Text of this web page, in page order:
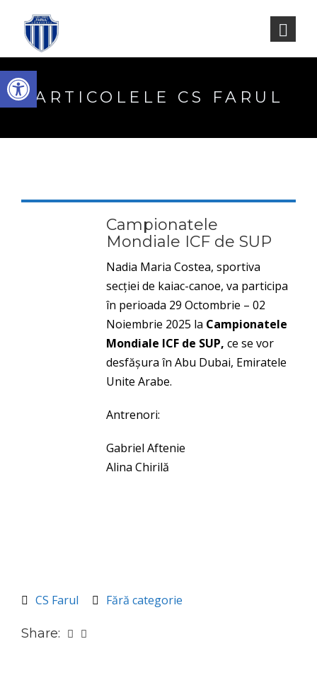
Deschide bara de unelte
ARTICOLELE CS FARUL
Campionatele
Mondiale ICF de SUP
Nadia Maria Costea, sportiva
secției de kaiac-canoe, va participa
în perioada 29 Octombrie – 02
Noiembrie 2025 la Campionatele
Mondiale ICF de SUP, ce se vor
desfășura în Abu Dubai, Emiratele
Unite Arabe.
Antrenori:
Gabriel Aftenie
Alina Chirilă
CS Farul Fără categorie
Share: